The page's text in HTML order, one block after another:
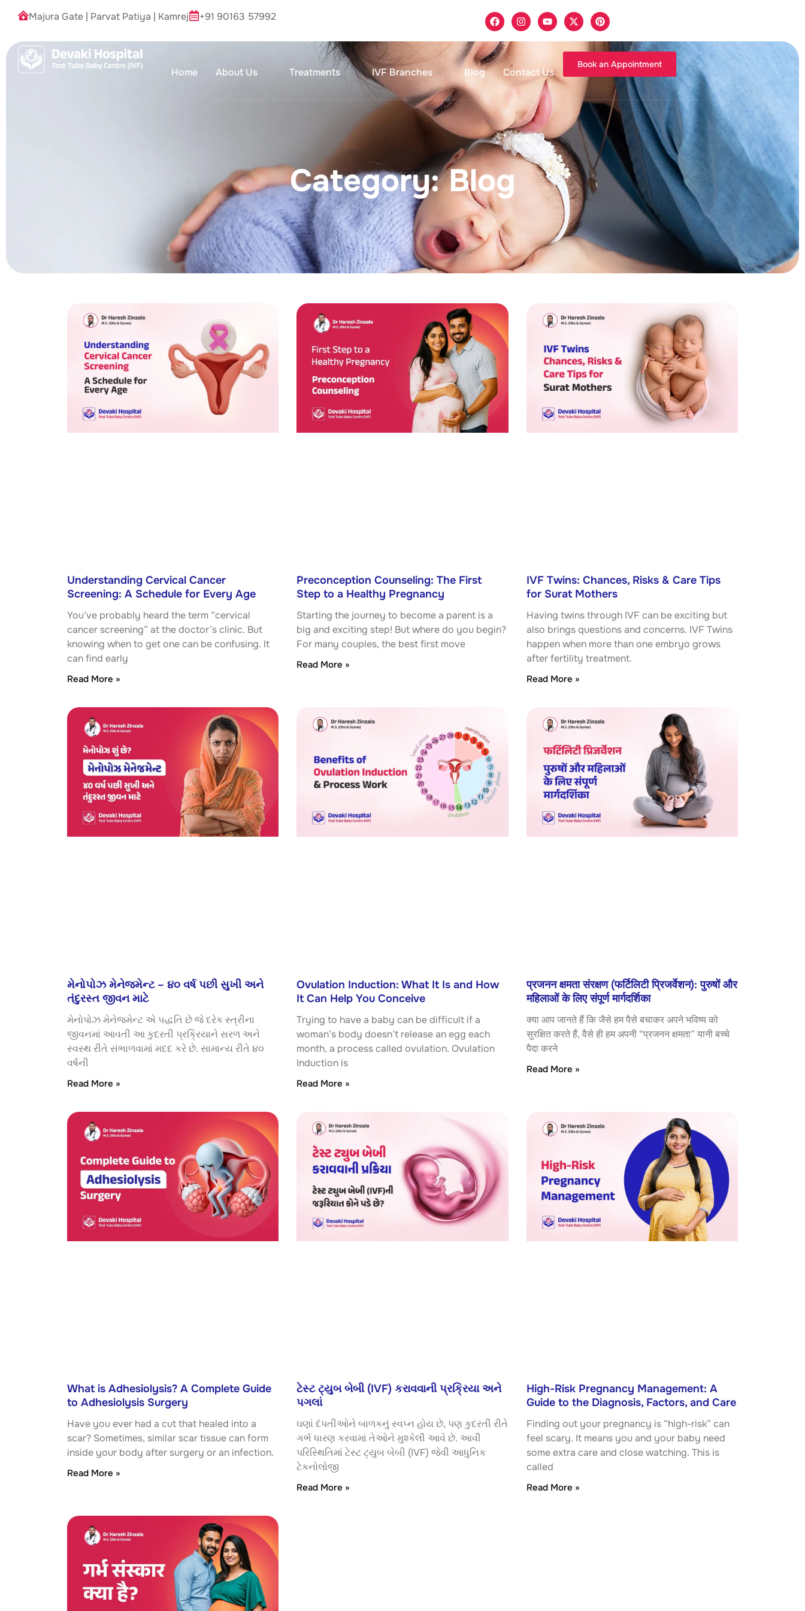
Majura Gate Parvat Patiya Kamrej +91 90163 57992
Home About Us Treatments IVF Branches Blog Contact Us
Book an Appointment
Category: Blog
Understanding Cervical Cancer
Screening: A Schedule for Every Age
You’ve probably heard the term “cervical
cancer screening” at the doctor’s clinic. But
knowing when to get one can be confusing. It
can find early
Read More »
Preconception Counseling: The First
Step to a Healthy Pregnancy
Starting the journey to become a parent is a
big and exciting step! But where do you begin?
For many couples, the best first move
Read More »
IVF Twins: Chances, Risks & Care Tips
for Surat Mothers
Having twins through IVF can be exciting but
also brings questions and concerns. IVF Twins
happen when more than one embryo grows
after fertility treatment.
Read More »
મેનોપોઝ મેનેજમેન્ટ – ૪૦ વર્ષ પછી સુખી અને
તંદુરસ્ત જીવન માટે
મેનોપોઝ મેનેજમેન્ટ એ પદ્ધતિ છે જે દરેક સ્ત્રીના
જીવનમાં આવતી આ કુદરતી પ્રક્રિયાને સરળ અને
સ્વસ્થ રીતે સંભાળવામાં મદદ કરે છે. સામાન્ય રીતે ૪૦
વર્ષની
Read More »
Ovulation Induction: What It Is and How
It Can Help You Conceive
Trying to have a baby can be difficult if a
woman’s body doesn’t release an egg each
month, a process called ovulation. Ovulation
Induction is
Read More »
प्रजनन क्षमता संरक्षण (फर्टिलिटी प्रिजर्वेशन): पुरुषों और
महिलाओं के लिए संपूर्ण मार्गदर्शिका
क्या आप जानते हैं कि जैसे हम पैसे बचाकर अपने भविष्य को
सुरक्षित करते हैं, वैसे ही हम अपनी “प्रजनन क्षमता” यानी बच्चे
पैदा करने
Read More »
What is Adhesiolysis? A Complete Guide
to Adhesiolysis Surgery
Have you ever had a cut that healed into a
scar? Sometimes, similar scar tissue can form
inside your body after surgery or an infection.
Read More »
ટેસ્ટ ટ્યુબ બેબી (IVF) કરાવવાની પ્રક્રિયા અને
પગલાં
ઘણાં દંપતીઓને બાળકનું સ્વપ્ન હોય છે, પણ કુદરતી રીતે
ગર્ભ ધારણ કરવામાં તેઓને મુશ્કેલી આવે છે. આવી
પરિસ્થિતિમાં ટેસ્ટ ટ્યુબ બેબી (IVF) જેવી આધુનિક
ટેકનોલોજી
Read More »
High-Risk Pregnancy Management: A
Guide to the Diagnosis, Factors, and Care
Finding out your pregnancy is “high-risk” can
feel scary. It means you and your baby need
some extra care and close watching. This is
called
Read More »